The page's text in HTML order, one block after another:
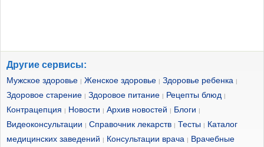
Другие сервисы:
Мужское здоровье | Женское здоровье | Здоровье ребенка |
Здоровое старение | Здоровое питание | Рецепты блюд |
Контрацепция | Новости | Архив новостей | Блоги |
Видеоконсультации | Справочник лекарств | Тесты | Каталог
медицинских заведений | Консультации врача | Врачебные